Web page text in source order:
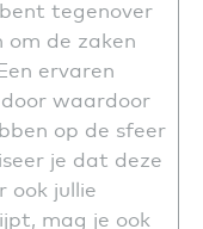
tegenover
om de zaken
ervaren
waardoor
op de sfeer
je dat deze
ook jullie
mag je ook